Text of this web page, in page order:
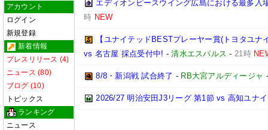
アカウント
ログイン
新規登録
新着情報
プレスリリース (4)
ニュース (80)
ブログ (10)
トピックス
ランキング
ニュース
エディオンピースウイング広島における最多入
時 NEW
【ユナイテッドBESTプレーヤー賞(トヨタユ
vs 名古屋 採点受付中! -清水エスパルス - 21時
8/8・新潟戦 試合終了 - RB大宮アルディージャ
2026/27 明治安田J3リーグ 第1節 vs 高知ユナ